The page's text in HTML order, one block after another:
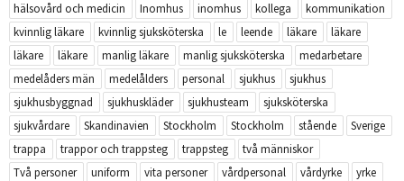
hälsovård och medicin
Inomhus inomhus kollega
kommunikation
kvinnlig läkare
kvinnlig sjuksköterska le leende läkare
läkare
läkare
läkare manlig läkare manlig sjuksköterska
medarbetare
medelåders män
medelålders personal sjukhus
sjukhus
sjukhusbyggnad
sjukhuskläder sjukhusteam
sjuksköterska
sjukvårdare
Skandinavien Stockholm Stockholm stående
Sverige
trappa
trappor och trappsteg trappsteg
två människor
Två personer
uniform vita personer vårdpersonal vårdyrke
yrke